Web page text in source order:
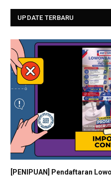
UPDATE TERBARU
[PENIPUAN] Pendaftaran